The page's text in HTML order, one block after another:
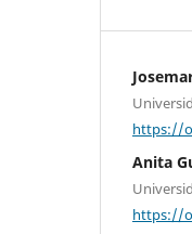
https://
Anita
https://